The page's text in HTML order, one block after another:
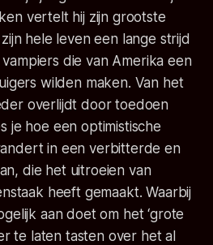
vertelt hij zijn grootste
hele leven een lange strijd
die van Amerika een
wilden maken. Van het
overlijdt door toedoen
je hoe een optimistische
in een verbitterde en
die het uitroeien van
heeft gemaakt. Waarbij
aan doet om het ‘grote
te laten tasten over het al